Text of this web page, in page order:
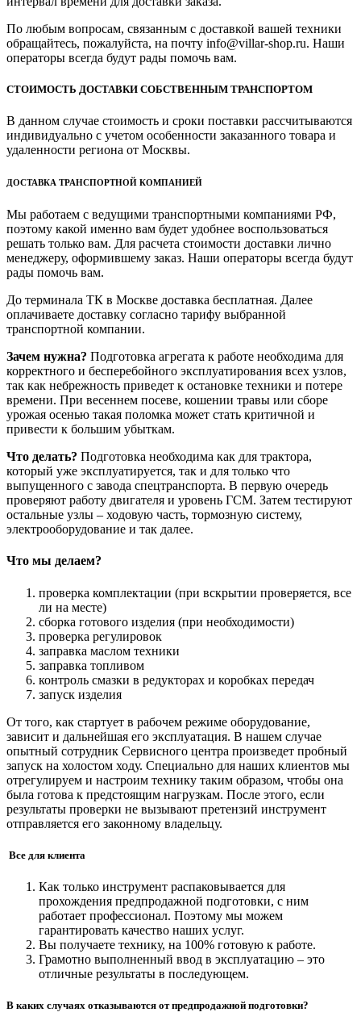
По любым вопросам, связанным с доставкой вашей техники
обращайтесь, пожалуйста, на почту info@villar-shop.ru. Наши
операторы всегда будут рады помочь вам.
СТОИМОСТЬ ДОСТАВКИ СОБСТВЕННЫМ ТРАНСПОРТОМ
В данном случае стоимость и сроки поставки рассчитываются
индивидуально с учетом особенности заказанного товара и
удаленности региона от Москвы.
ДОСТАВКА ТРАНСПОРТНОЙ КОМПАНИЕЙ
Мы работаем с ведущими транспортными компаниями РФ,
поэтому какой именно вам будет удобнее воспользоваться
решать только вам. Для расчета стоимости доставки лично
менеджеру, оформившему заказ. Наши операторы всегда будут
рады помочь вам.
До терминала ТК в Москве доставка бесплатная. Далее
оплачиваете доставку согласно тарифу выбранной
транспортной компании.
Зачем нужна? Подготовка агрегата к работе необходима для
корректного и бесперебойного эксплуатирования всех узлов,
так как небрежность приведет к остановке техники и потере
времени. При весеннем посеве, кошении травы или сборе
урожая осенью такая поломка может стать критичной и
привести к большим убыткам.
Что делать? Подготовка необходима как для трактора,
который уже эксплуатируется, так и для только что
выпущенного с завода спецтранспорта. В первую очередь
проверяют работу двигателя и уровень ГСМ. Затем тестируют
остальные узлы – ходовую часть, тормозную систему,
электрооборудование и так далее.
Что мы делаем?
проверка комплектации (при вскрытии проверяется, все
ли на месте)
сборка готового изделия (при необходимости)
проверка регулировок
заправка маслом техники
заправка топливом
контроль смазки в редукторах и коробках передач
запуск изделия
От того, как стартует в рабочем режиме оборудование,
зависит и дальнейшая его эксплуатация. В нашем случае
опытный сотрудник Сервисного центра произведет пробный
запуск на холостом ходу. Специально для наших клиентов мы
отрегулируем и настроим технику таким образом, чтобы она
была готова к предстоящим нагрузкам. После этого, если
результаты проверки не вызывают претензий инструмент
отправляется его законному владельцу.
Все для клиента
Как только инструмент распаковывается для
прохождения предпродажной подготовки, с ним
работает профессионал. Поэтому мы можем
гарантировать качество наших услуг.
Вы получаете технику, на 100% готовую к работе.
Грамотно выполненный ввод в эксплуатацию – это
отличные результаты в последующем.
В каких случаях отказываются от предпродажной подготовки?